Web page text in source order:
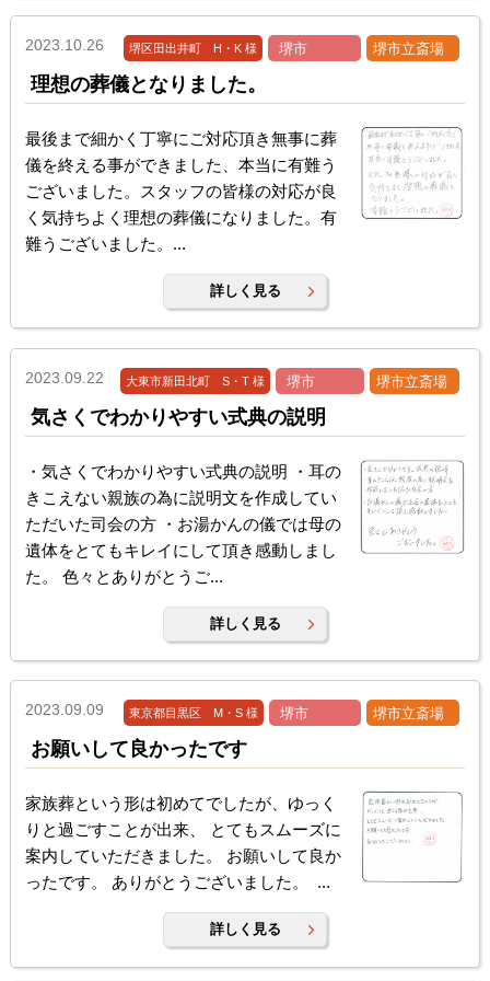
2023.10.26 堺区田出井町 H・K 様 堺市 堺市立斎場
理想の葬儀となりました。
最後まで細かく丁寧にご対応頂き無事に葬
儀を終える事ができました、本当に有難う
ございました。スタッフの皆様の対応が良
く気持ちよく理想の葬儀になりました。有
難うございました。...
詳しく見る
2023.09.22 大東市新田北町 S・T 様 堺市 堺市立斎場
気さくでわかりやすい式典の説明
・気さくでわかりやすい式典の説明 ・耳の
きこえない親族の為に説明文を作成してい
ただいた司会の方 ・お湯かんの儀では母の
遺体をとてもキレイにして頂き感動しまし
た。 色々とありがとうご...
詳しく見る
2023.09.09 東京都目黒区 M・S 様 堺市 堺市立斎場
お願いして良かったです
家族葬という形は初めてでしたが、ゆっく
りと過ごすことが出来、 とてもスムーズに
案内していただきました。 お願いして良か
ったです。 ありがとうございました。 ...
詳しく見る